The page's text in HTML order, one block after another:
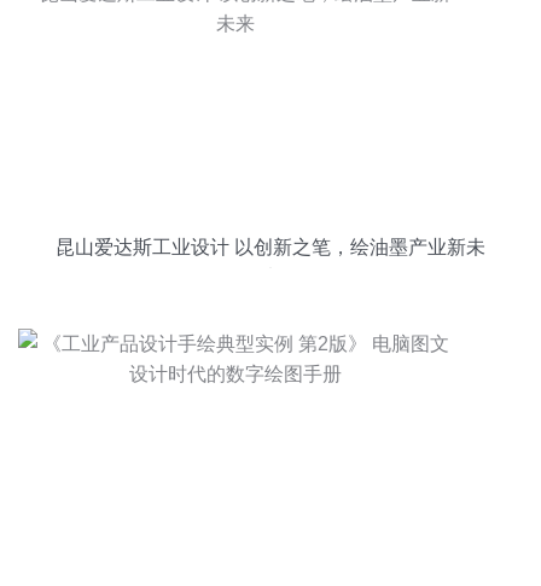
昆山爱达斯工业设计 以创新之笔，绘油墨产业新未